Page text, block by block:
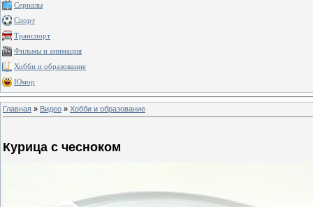
Сериалы
Спорт
Транспорт
Фильмы и анимация
Хобби и образование
Юмор
Главная » Видео » Хобби и образование
Курица с чесноком